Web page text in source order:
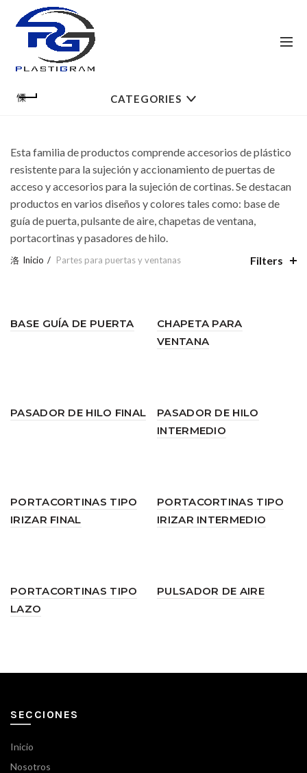
CATEGORIES
Esta familia de productos comprende accesorios de plástico
resistente para la sujeción y accionamiento de puertas de
acceso y accesorios para la sujeción de cortinas. Se destacan
productos en varios diseños y colores tales como: base de
guía de puerta, pulsante de aire, chapetas de ventana,
portacortinas y pasadores de hilo.
Inicio Partes para puertas y ventanas Filters
BASE GUÍA DE PUERTA
CHAPETA PARA
VENTANA
PASADOR DE HILO FINAL
PASADOR DE HILO
INTERMEDIO
PORTACORTINAS TIPO
IRIZAR FINAL
PORTACORTINAS TIPO
IRIZAR INTERMEDIO
PORTACORTINAS TIPO
LAZO
PULSADOR DE AIRE
SECCIONES
Inicio
Nosotros